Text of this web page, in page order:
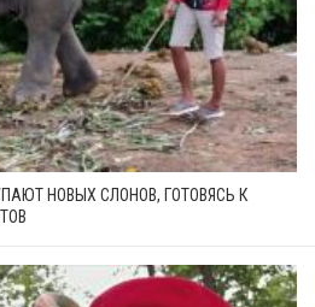
НОВЫХ СЛОНОВ, ГОТОВЯСЬ К